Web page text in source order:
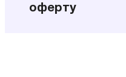
оферту